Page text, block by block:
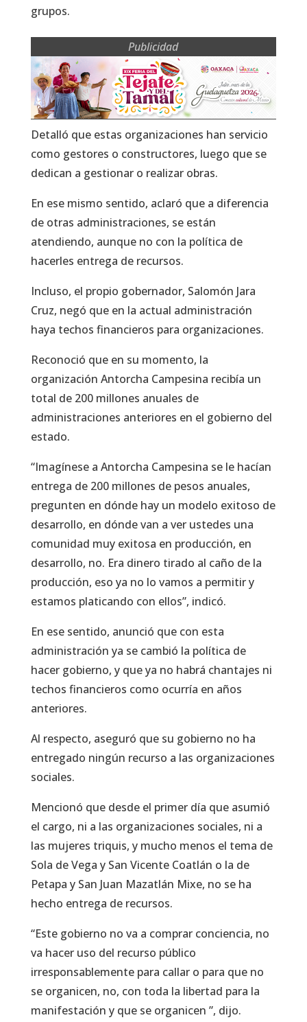
grupos.
Publicidad
Detalló que estas organizaciones han servicio
como gestores o constructores, luego que se
dedican a gestionar o realizar obras.
En ese mismo sentido, aclaró que a diferencia
de otras administraciones, se están
atendiendo, aunque no con la política de
hacerles entrega de recursos.
Incluso, el propio gobernador, Salomón Jara
Cruz, negó que en la actual administración
haya techos financieros para organizaciones.
Reconoció que en su momento, la
organización Antorcha Campesina recibía un
total de 200 millones anuales de
administraciones anteriores en el gobierno del
estado.
“Imagínese a Antorcha Campesina se le hacían
entrega de 200 millones de pesos anuales,
pregunten en dónde hay un modelo exitoso de
desarrollo, en dónde van a ver ustedes una
comunidad muy exitosa en producción, en
desarrollo, no. Era dinero tirado al caño de la
producción, eso ya no lo vamos a permitir y
estamos platicando con ellos”, indicó.
En ese sentido, anunció que con esta
administración ya se cambió la política de
hacer gobierno, y que ya no habrá chantajes ni
techos financieros como ocurría en años
anteriores.
Al respecto, aseguró que su gobierno no ha
entregado ningún recurso a las organizaciones
sociales.
Mencionó que desde el primer día que asumió
el cargo, ni a las organizaciones sociales, ni a
las mujeres triquis, y mucho menos el tema de
Sola de Vega y San Vicente Coatlán o la de
Petapa y San Juan Mazatlán Mixe, no se ha
hecho entrega de recursos.
“Este gobierno no va a comprar conciencia, no
va hacer uso del recurso público
irresponsablemente para callar o para que no
se organicen, no, con toda la libertad para la
manifestación y que se organicen ”, dijo.